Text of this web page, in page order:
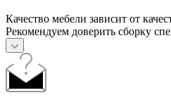
Качество мебели зависит от
Рекомендуем доверить сборку